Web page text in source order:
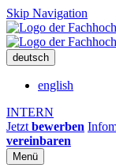
Skip Navigation
deutsch
english
INTERN
Jetzt bewerben
vereinbaren
Menü